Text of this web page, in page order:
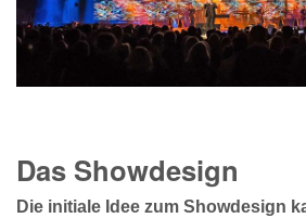
Das Showdesign
Die initiale Idee zum Showdesign